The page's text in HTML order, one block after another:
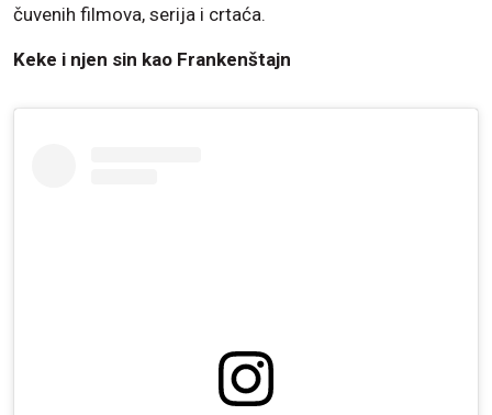
čuvenih filmova, serija i crtaća.
Keke i njen sin kao Frankenštajn